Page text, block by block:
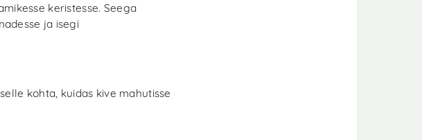
keristesse. Seega
ja isegi
kohta, kuidas kive mahutisse